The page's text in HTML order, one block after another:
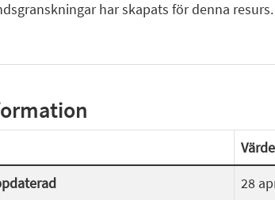
har skapats för denna resurs.
Värde
28